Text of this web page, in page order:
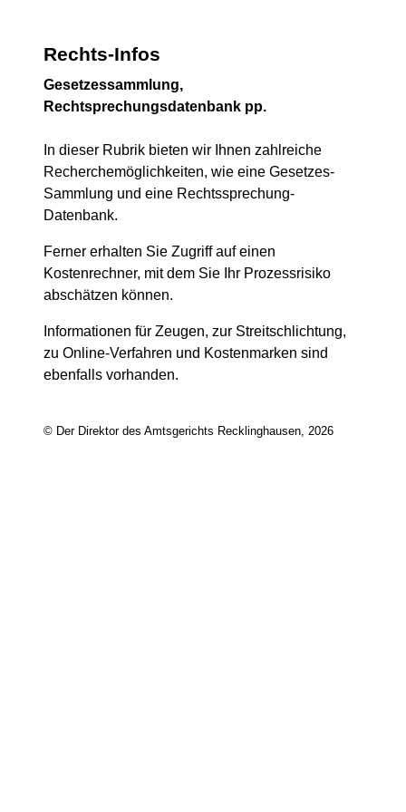
Rechts-Infos
Gesetzessammlung,
Rechtsprechungsdatenbank pp.
In dieser Rubrik bieten wir Ihnen zahlreiche
Recherchemöglichkeiten, wie eine Gesetzes-
Sammlung und eine Rechtssprechung-
Datenbank.
Ferner erhalten Sie Zugriff auf einen
Kostenrechner, mit dem Sie Ihr Prozessrisiko
abschätzen können.
Informationen für Zeugen, zur Streitschlichtung,
zu Online-Verfahren und Kostenmarken sind
ebenfalls vorhanden.
© Der Direktor des Amtsgerichts Recklinghausen, 2026